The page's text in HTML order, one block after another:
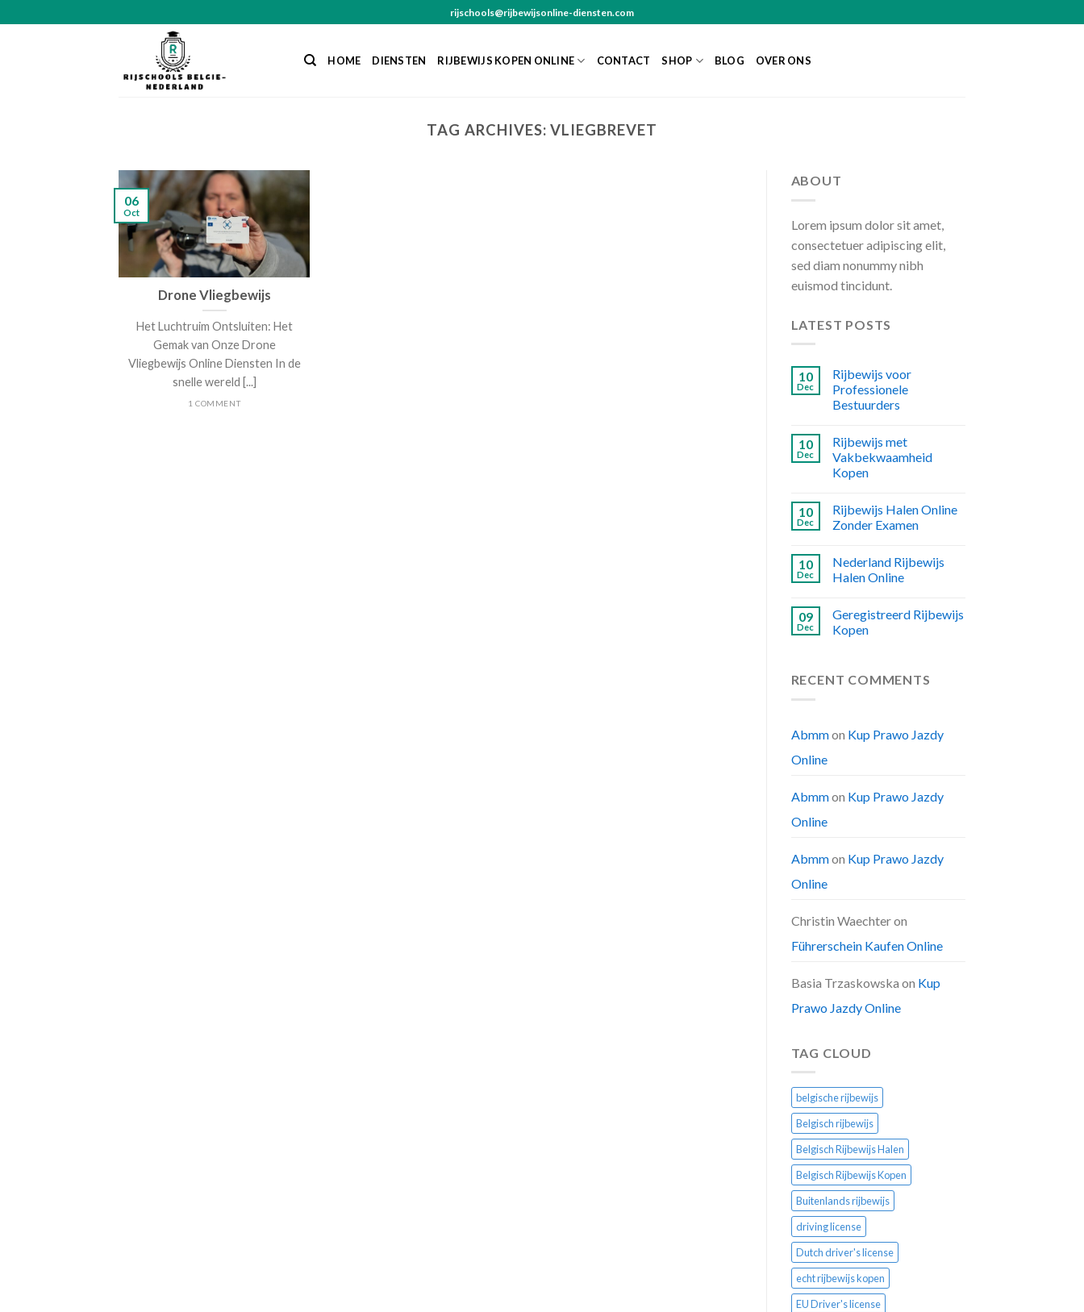
to
rijschools@rijbewijsonline-diensten.com
HOME DIENSTEN RIJBEWIJS KOPEN ONLINE CONTACT SHOP BLOG OVER ONS
TAG ARCHIVES:VLIEGBREVET
Drone Vliegbewijs
Het Luchtruim Ontsluiten: Het
Gemak van Onze Drone
Vliegbewijs Online Diensten In de
snelle wereld [...]
1 COMMENT
06
Oct
ABOUT
Lorem ipsum dolor sit amet,
consectetuer adipiscing elit,
sed diam nonummy nibh
euismod tincidunt.
LATEST POSTS
10
Dec
Rijbewijs voor
Professionele
Bestuurders
10
Dec
Rijbewijs met
Vakbekwaamheid
Kopen
10
Dec
Rijbewijs Halen Online
Zonder Examen
10
Dec
Nederland Rijbewijs
Halen Online
09
Dec
Geregistreerd Rijbewijs
Kopen
RECENT COMMENTS
Abmmon Kup Prawo Jazdy
Online
Abmmon Kup Prawo Jazdy
Online
Abmmon Kup Prawo Jazdy
Online
Christin Waechteron
Führerschein Kaufen Online
Basia Trzaskowska on Kup
Prawo Jazdy Online
TAG CLOUD
belgische rijbewijs
Belgisch rijbewijs
Belgisch Rijbewijs Halen
Belgisch Rijbewijs Kopen
Buitenlands rijbewijs
driving license
Dutch driver's license
echt rijbewijs kopen
EU Driver's license